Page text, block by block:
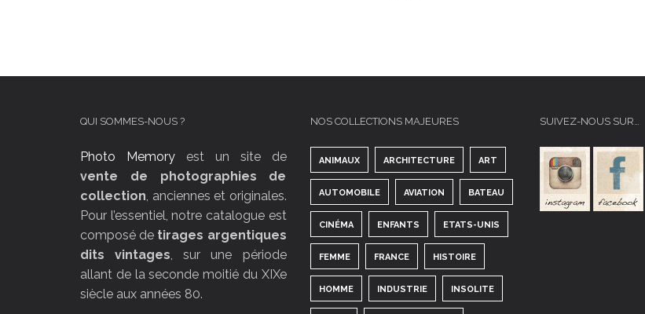
QUI SOMMES-NOUS ?
Photo Memoryest un site de
vente de photographies de
collection , anciennes et originales.
Pour l’essentiel, notre catalogue est
composé de tirages argentiques
dits vintages , sur une période
allant de la seconde moitié du XIXe
siècle aux années 80.
NOS COLLECTIONS MAJEURES
ANIMAUX ARCHITECTURE ART
AUTOMOBILE AVIATION BATEAU
CINÉMA ENFANTS ETATS-UNIS
FEMME FRANCE HISTOIRE
HOMME INDUSTRIE INSOLITE
SUIVEZ-NOUS SUR…